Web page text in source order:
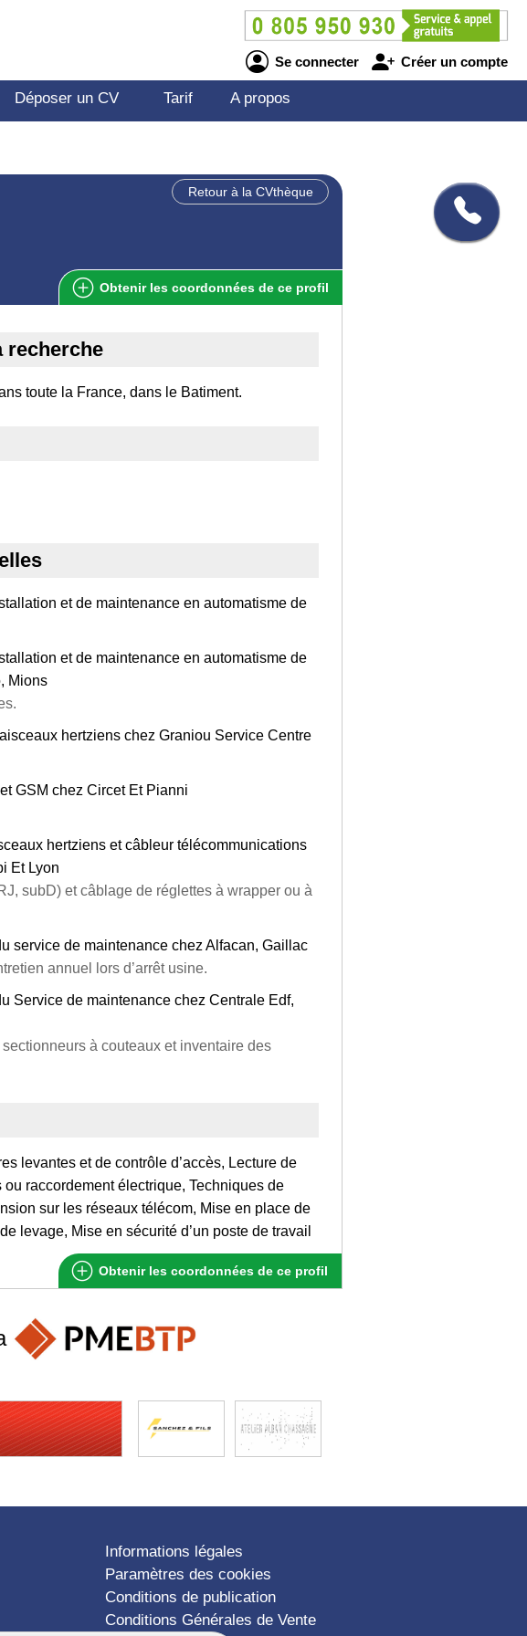
Se connecter Créer un compte
Déposer un CV Tarif A propos
Retour à la CVthèque
Obtenir les coordonnées de ce profil
recherche
toute la France, dans le Batiment.
et de maintenance en automatisme de
et de maintenance en automatisme de
Mions
hertziens chez Graniou Service Centre
GSM chez Circet Et Pianni
hertziens et câbleur télécommunications
Et Lyon
subD) et câblage de réglettes à wrapper ou à
service de maintenance chez Alfacan, Gaillac
annuel lors d’arrêt usine.
Service de maintenance chez Centrale Edf,
à couteaux et inventaire des
levantes et de contrôle d’accès, Lecture de
raccordement électrique, Techniques de
sur les réseaux télécom, Mise en place de
levage, Mise en sécurité d’un poste de travail
Obtenir les coordonnées de ce profil
Informations légales
Paramètres des cookies
Conditions de publication
Conditions Générales de Vente